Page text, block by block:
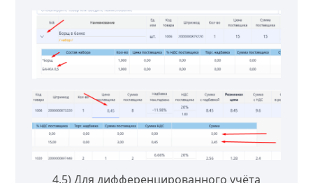
4.5) Для дифференцированного учёта